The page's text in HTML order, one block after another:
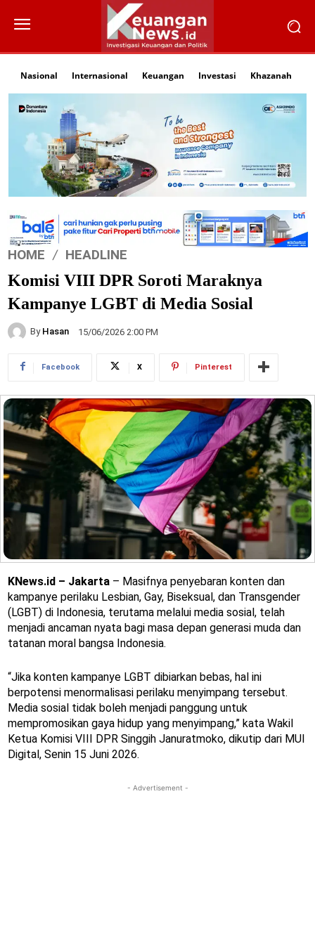
Nasional Internasional Keuangan Investasi Khazanah
HOME HEADLINE
Komisi VIII DPR Soroti Maraknya
Kampanye LGBT di Media Sosial
By Hasan 15/06/2026 2:00 PM
Facebook X Pinterest
KNews.id – Jakarta – Masifnya penyebaran konten dan
kampanye perilaku Lesbian, Gay, Biseksual, dan Transgender
(LGBT) di Indonesia, terutama melalui media sosial, telah
menjadi ancaman nyata bagi masa depan generasi muda dan
tatanan moral bangsa Indonesia.
“Jika konten kampanye LGBT dibiarkan bebas, hal ini
berpotensi menormalisasi perilaku menyimpang tersebut.
Media sosial tidak boleh menjadi panggung untuk
mempromosikan gaya hidup yang menyimpang,” kata Wakil
Ketua Komisi VIII DPR Singgih Januratmoko, dikutip dari MUI
Digital, Senin 15 Juni 2026.
- Advertisement -